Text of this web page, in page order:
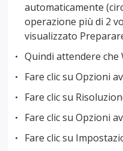
automaticamente
operazione più di 2
visualizzato
Quindi attendere che
Fare clic su Opzioni
Fare clic su
Fare clic su Opzioni
Fare clic su